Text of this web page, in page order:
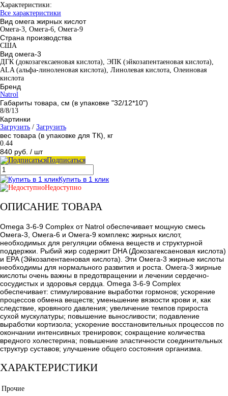
Характеристики:
Все характеристики
Вид омега жирных кислот
Омега-3, Омега-6, Омега-9
Страна производства
США
Вид омега-3
ДГК (докозагексаеновая кислота), ЭПК (эйкозапентаеновая кислота),
ALA (альфа-линоленовая кислота), Линолевая кислота, Олеиновая
кислота
Бренд
Natrol
Габариты товара, см (в упаковке "32/12*10")
8/8/13
Картинки
Загрузить / Загрузить
вес товара (в упаковке для ТК), кг
0.44
840 руб. / шт
Подписаться
Купить в 1 клик
Недоступно
ОПИСАНИЕ ТОВАРА
Omega 3-6-9 Complex от Natrol обеспечивает мощную смесь
Омега-3, Омега-6 и Омега-9 комплекс жирных кислот,
необходимых для регуляции обмена веществ и структурной
поддержки. Рыбий жир содержит DHA (Докозагексаеновая кислота)
и EPA (Эйкозапентаеновая кислота). Эти Омега-3 жирные кислоты
необходимы для нормального развития и роста. Омега-3 жирные
кислоты очень важны в предотвращении и лечении сердечно-
сосудистых и здоровья сердца. Omega 3-6-9 Complex
обеспечивает: стимулирование выработки гормонов; ускорение
процессов обмена веществ; уменьшение вязкости крови и, как
следствие, кровяного давления; увеличение темпов прироста
сухой мускулатуры; повышение выносливости; подавление
выработки кортизола; ускорение восстановительных процессов по
окончании интенсивных тренировок; сокращение количества
вредного холестерина; повышение эластичности соединительных
структур суставов; улучшение общего состояния организма.
ХАРАКТЕРИСТИКИ
Прочие